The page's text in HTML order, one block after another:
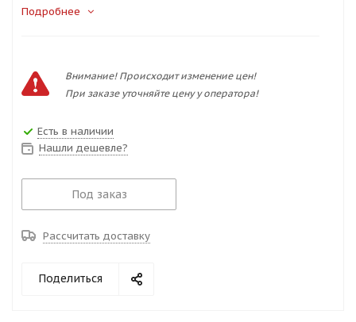
Подробнее
Внимание! Происходит изменение цен!
При заказе уточняйте цену у оператора!
Есть в наличии
Нашли дешевле?
Под заказ
Рассчитать доставку
Поделиться